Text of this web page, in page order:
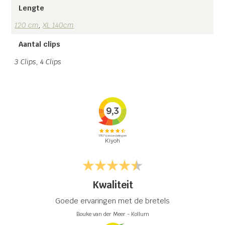
Lengte
120 cm,XL 140cm
Aantal clips
3 Clips, 4 Clips
Kwaliteit
Goede ervaringen met de bretels
Bouke van der Meer - Kollum